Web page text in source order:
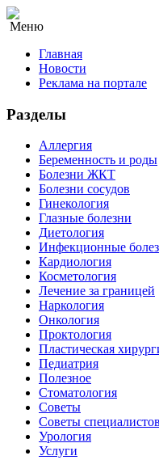
Меню
Главная
Новости
Реклама на портале
Разделы
Аллергия
Беременность и роды
Болезни ЖКТ
Болезни сосудов
Гинекология
Глазные болезни
Диетология
Инфекционные
Кардиология
Косметология
Лечение за границей
Наркология
Онкология
Проктология
Пластическая
Педиатрия
Полезное
Стоматология
Советы
Советы специалистов
Урология
Услуги